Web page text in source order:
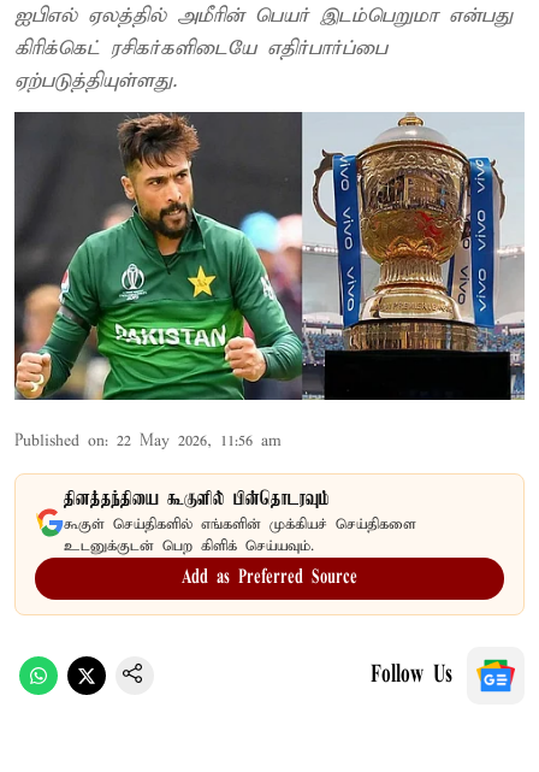
ஐபிஎல் ஏலத்தில் அமீரின் பெயர் இடம்பெறுமா என்பது
கிரிக்கெட் ரசிகர்களிடையே எதிர்பார்ப்பை
ஏற்படுத்தியுள்ளது.
Published on: 22 May 2026, 11:56 am
தினத்தந்தியை கூகுளில் பின்தொடரவும்
கூகுள் செய்திகளில் எங்களின் முக்கியச் செய்திகளை
உடனுக்குடன் பெற கிளிக் செய்யவும்.
Add as Preferred Source
Follow Us